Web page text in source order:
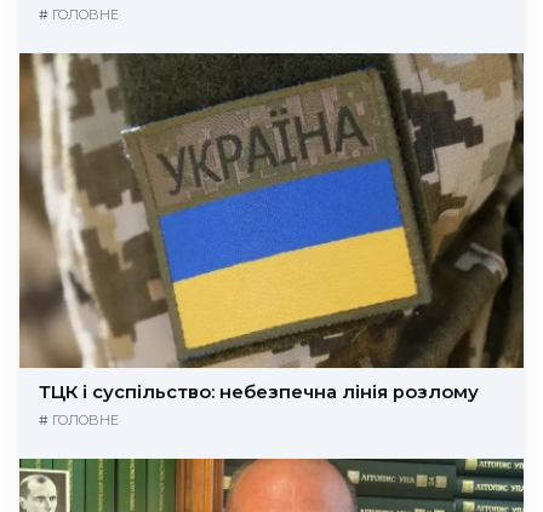
# ГОЛОВНЕ
ТЦК і суспільство: небезпечна лінія розлому
# ГОЛОВНЕ